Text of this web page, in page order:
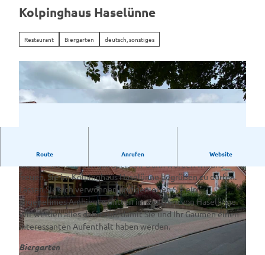
Kolpinghaus Haselünne
Restaurant Biergarten deutsch, sonstiges
o
Route Anrufen Website
Herzlich Willkommen im Kolpinghaus Haselünne
Sie möchten einfach gut speisen? Dann würden wir uns
freuen, Sie im Kolpinghaus Haselünne begrüßen zu dürfen.
Lassen Sie sich verwöhnen und genießen Sie ein
angenehmes Ambiente mitten im Zentrum von Haselünne.
Wir werden alles dafür tun, damit Sie und Ihr Gaumen einen
interessanten Aufenthalt haben werden.
Biergarten